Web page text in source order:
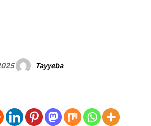
Tayyeba